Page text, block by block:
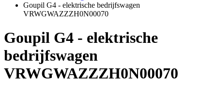
Goupil G4 - elektrische bedrijfswagen
VRWGWAZZZH0N00070
Goupil G4 - elektrische
bedrijfswagen
VRWGWAZZZH0N00070